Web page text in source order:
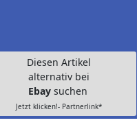
Diesen Artikel
alternativ bei
Ebay suchen
Jetzt klicken!- Partnerlink*